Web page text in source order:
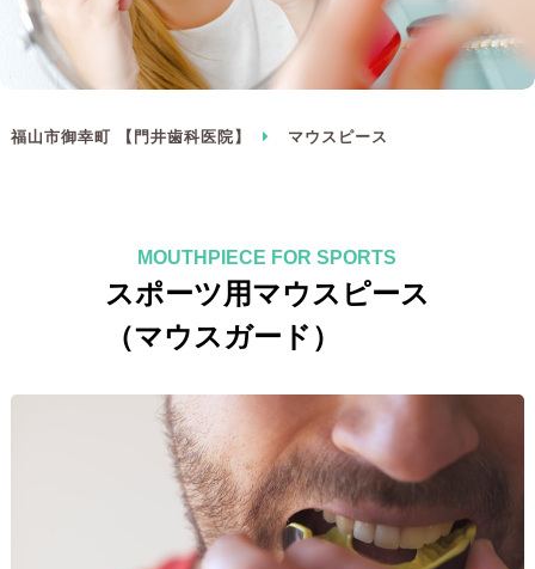
福山市御幸町 【門井歯科医院】 マウスピース
MOUTHPIECE FOR SPORTS
スポーツ用マウスピース
（マウスガード）